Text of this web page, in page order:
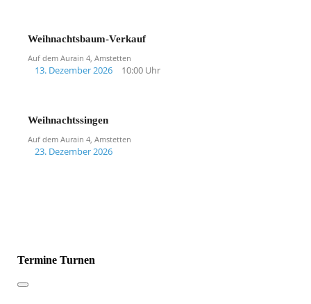
Weihnachtsbaum-Verkauf
Auf dem Aurain 4, Amstetten
13. Dezember 2026 10:00 Uhr
Weihnachtssingen
Auf dem Aurain 4, Amstetten
23. Dezember 2026
Termine Turnen